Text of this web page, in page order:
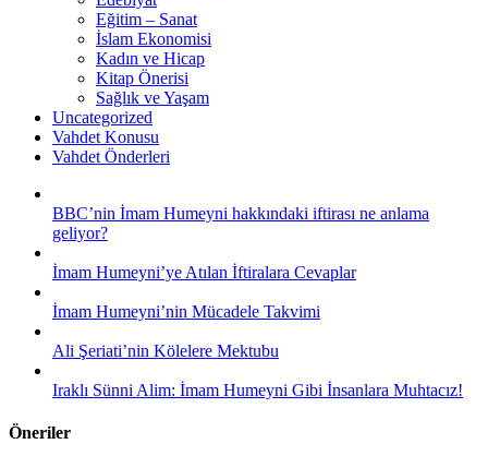
Eğitim – Sanat
İslam Ekonomisi
Kadın ve Hicap
Kitap Önerisi
Sağlık ve Yaşam
Uncategorized
Vahdet Konusu
Vahdet Önderleri
BBC’nin İmam Humeyni hakkındaki iftirası ne anlama
geliyor?
İmam Humeyni’ye Atılan İftiralara Cevaplar
İmam Humeyni’nin Mücadele Takvimi
Ali Şeriati’nin Kölelere Mektubu
Iraklı Sünni Alim: İmam Humeyni Gibi İnsanlara Muhtacız!
Öneriler